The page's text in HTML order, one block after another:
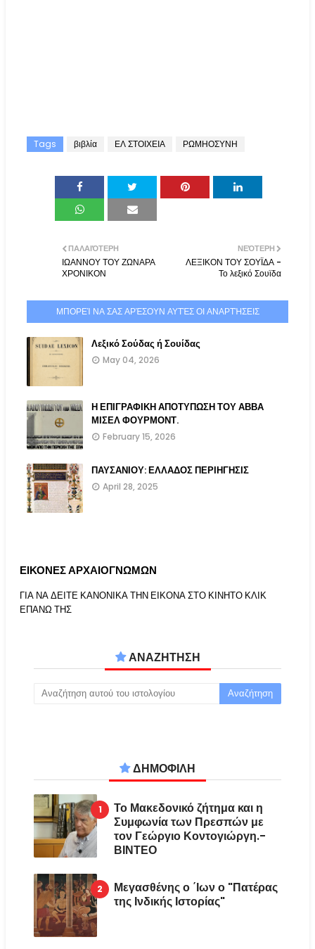
Tags βιβλία ΕΛ ΣΤΟΙΧΕΙΑ ΡΩΜΗΟΣΥΝΗ
ΝΕΌΤΕΡΗ
ΛΕΞΙΚΟΝ ΤΟΥ ΣΟΥΪΔΑ -
Το λεξικό Σουϊδα
ΠΑΛΑΙΌΤΕΡΗ
ΙΩΑΝΝΟΥ ΤΟΥ ΖΩΝΑΡΑ
ΧΡΟΝΙΚΟΝ
ΜΠΟΡΕΊ ΝΑ ΣΑΣ ΑΡΈΣΟΥΝ ΑΥΤΈΣ ΟΙ ΑΝΑΡΤΉΣΕΙΣ
Λεξικό Σούδας ή Σουίδας
May 04, 2026
Η ΕΠΙΓΡΑΦΙΚΗ ΑΠΟΤΥΠΩΣΗ ΤΟΥ ΑΒΒΑ
ΜΙΣΕΛ ΦΟΥΡΜΟΝΤ.
February 15, 2026
ΠΑΥΣΑΝΙΟΥ: ΕΛΛΑΔΟΣ ΠΕΡΙΗΓΗΣΙΣ
April 28, 2025
ΕΙΚΟΝΕΣ ΑΡΧΑΙΟΓΝΩΜΩΝ
ΓΙΑ ΝΑ ΔΕΙΤΕ ΚΑΝΟΝΙΚΑ ΤΗΝ ΕΙΚΟΝΑ ΣΤΟ ΚΙΝΗΤΟ ΚΛΙΚ
ΕΠΑΝΩ ΤΗΣ
ΑΝΑΖΗΤΗΣΗ
ΔΗΜΟΦΙΛΗ
Το Μακεδονικό ζήτημα και η
Συμφωνία των Πρεσπών με
τον Γεώργιο Κοντογιώργη.-
ΒΙΝΤΕΟ
Μεγασθένης ο ΄Ιων ο "Πατέρας
της Ινδικής Ιστορίας"